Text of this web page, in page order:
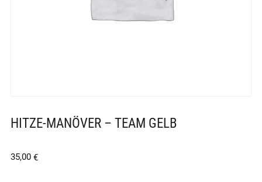
HITZE-MANÖVER – TEAM GELB
35,00 €